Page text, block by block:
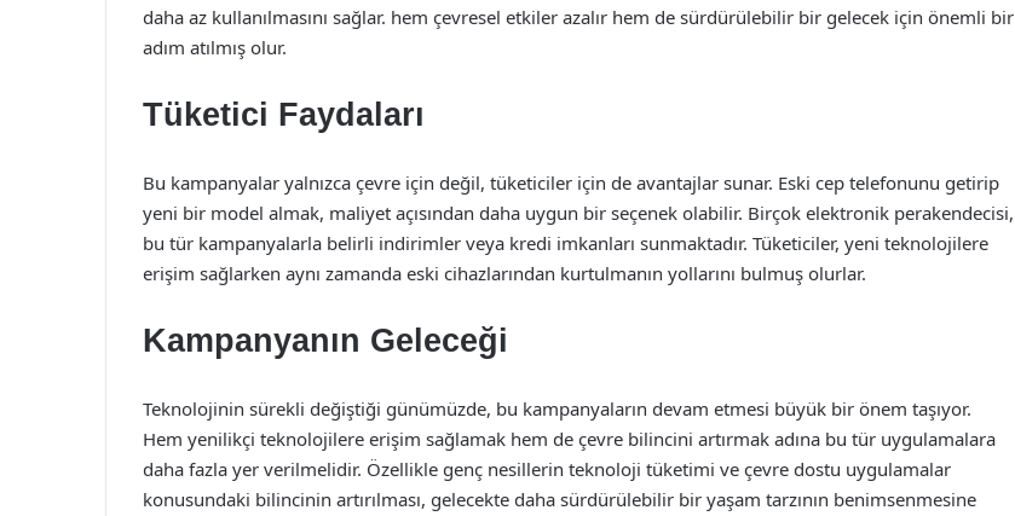
daha az kullanılmasını sağlar. hem çevresel etkiler azalır hem de sürdürülebilir bir gelecek için önemli bir
adım atılmış olur.
Tüketici Faydaları
Bu kampanyalar yalnızca çevre için değil, tüketiciler için de avantajlar sunar. Eski cep telefonunu getirip
yeni bir model almak, maliyet açısından daha uygun bir seçenek olabilir. Birçok elektronik perakendecisi,
bu tür kampanyalarla belirli indirimler veya kredi imkanları sunmaktadır. Tüketiciler, yeni teknolojilere
erişim sağlarken aynı zamanda eski cihazlarından kurtulmanın yollarını bulmuş olurlar.
Kampanyanın Geleceği
Teknolojinin sürekli değiştiği günümüzde, bu kampanyaların devam etmesi büyük bir önem taşıyor.
Hem yenilikçi teknolojilere erişim sağlamak hem de çevre bilincini artırmak adına bu tür uygulamalara
daha fazla yer verilmelidir. Özellikle genç nesillerin teknoloji tüketimi ve çevre dostu uygulamalar
konusundaki bilincinin artırılması, gelecekte daha sürdürülebilir bir yaşam tarzının benimsenmesine